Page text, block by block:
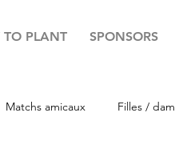
TO PLANT SPONSORS
Matchs amicaux Filles /